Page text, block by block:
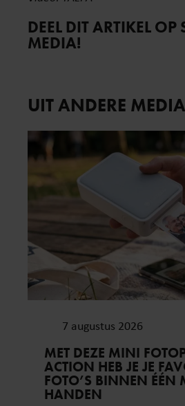
DEEL DIT ARTIKEL OP
MEDIA!
UIT ANDERE MEDIA
7 augustus 2026
MET DEZE MINI
ACTION HEB JE JE
FOTO’S BINNEN ÉÉN
HANDEN